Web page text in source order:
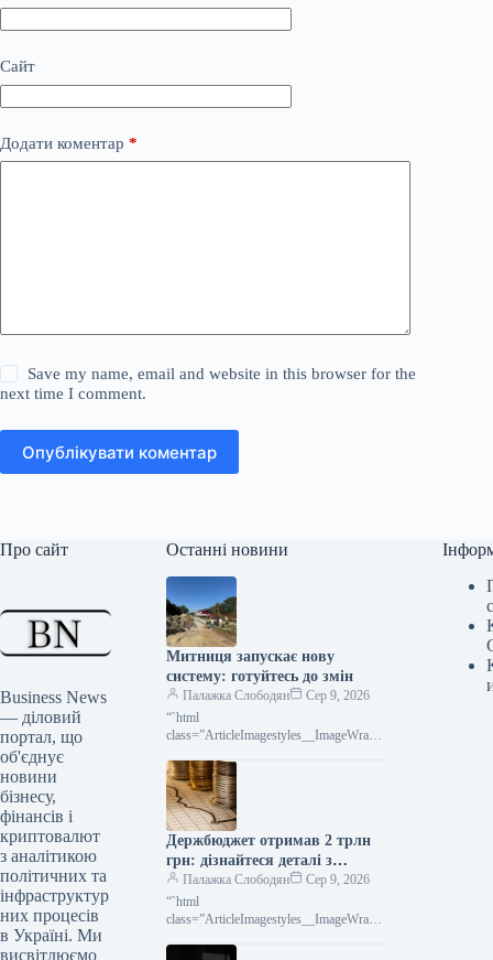
Сайт
Додати коментар *
Save my name, email and website in this browser for the
next time I comment.
Опублікувати коментар
Про сайт
Business News
— діловий
портал, що
об'єднує
новини
бізнесу,
фінансів і
криптовалют
з аналітикою
політичних та
інфраструктур
них процесів
в Україні. Ми
висвітлюємо
Останні новини
Митниця запускає нову
систему: готуйтесь до змін
Палажка Слободян
Сер 9, 2026
“`html
class=”ArticleImagestyles__ImageWrappe
запроваджує інноваційну систему
сканування: революція у
логістиціДержавна митна служба
Держбюджет отримав 2 трлн
грн: дізнайтеся деталі з
інфографіки
Палажка Слободян
Сер 9, 2026
“`html
class=”ArticleImagestyles__ImageWrappe
України: понад 2 трильйони гривень за